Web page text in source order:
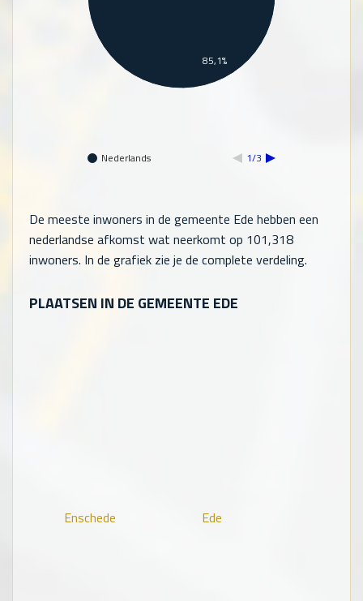
Nederlands 1/3
85,1%
De meeste inwoners in de gemeente Ede hebben een
nederlandse afkomst wat neerkomt op 101,318
inwoners. In de grafiek zie je de complete verdeling.
PLAATSEN IN DE GEMEENTE EDE
Enschede Ede